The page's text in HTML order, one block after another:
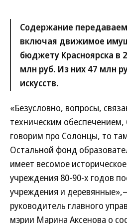
Содержание
включая движимое
бюджету Красноярска в
млн руб. Из них 47 млн
искусств.
«Безусловно, вопросы,
техническим обеспечением,
говорим про Солонцы, то
Остальной фонд
имеет весомое
учреждения 80-90-х годов
учреждения и
руководитель главного
мэрии Марина Аксенова о